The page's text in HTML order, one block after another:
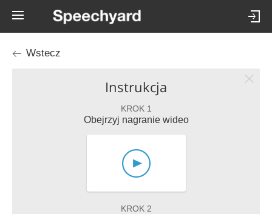
Wstecz
Instrukcja
KROK 1
Obejrzyj nagranie wideo
KROK 2